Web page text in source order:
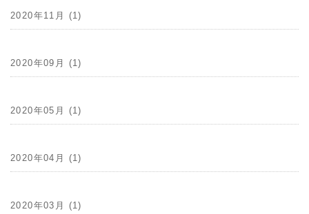
2020年11月 (1)
2020年09月 (1)
2020年05月 (1)
2020年04月 (1)
2020年03月 (1)